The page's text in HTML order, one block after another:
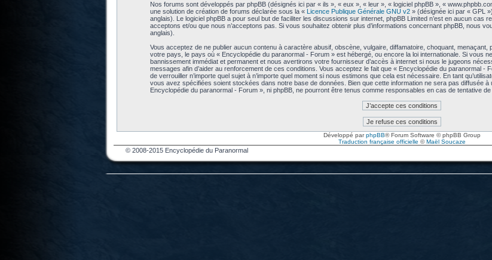
Nos forums sont développés par phpBB (désignés ici par « ils », « eux », « leur », « logiciel phpBB », «
une solution de création de forums déclarée sous la « Licence Publique Générale GNU v2 » (désignée ici par « GPL
anglais). Le logiciel phpBB a pour seul but de faciliter les discussions sur internet, phpBB Limited n’est en aucun cas
acceptons et/ou que nous n’acceptons pas. Si vous souhaitez obtenir plus d’informations concernant phpBB, nous
anglais).
Vous acceptez de ne publier aucun contenu à caractère abusif, obscène, vulgaire, diffamatoire, choquant,
votre pays, le pays où « Encyclopédie du paranormal - Forum » est hébergé, ou encore la loi internationale. Si vous
bannissement immédiat et permanent et nous avertirons votre fournisseur d’accès à internet si nous le jugeons
messages afin d’aider au renforcement de ces conditions. Vous acceptez le fait que « Encyclopédie du paranormal -
de verrouiller n’importe quel sujet à n’importe quel moment si nous estimons que cela est nécessaire. En tant
vous avez spécifiées soient stockées dans notre base de données. Bien que cette information ne sera pas diffusée
Encyclopédie du paranormal - Forum », ni phpBB, ne pourront être tenus comme responsables en cas de tentative
Développé parphpBB® Forum Software © phpBB Group
Traduction française officielle ©Maël Soucaze
© 2008-2015 Encyclopédie du Paranormal